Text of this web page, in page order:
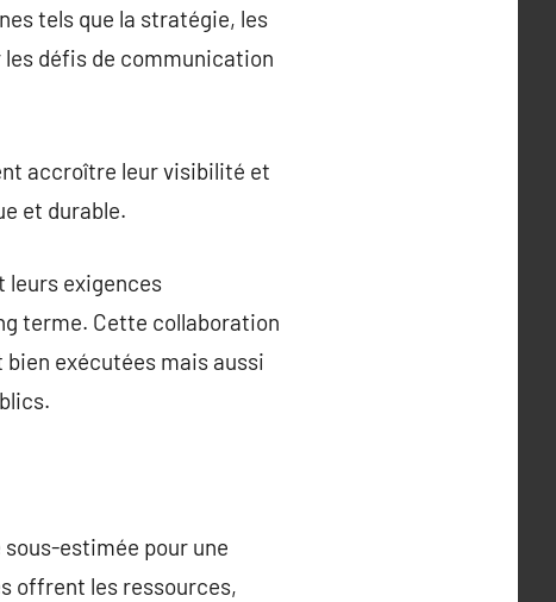
tels que la stratégie, les
défis de communication
accroître leur visibilité et
et durable.
leurs exigences
terme. Cette collaboration
exécutées mais aussi
estimée pour une
offrent les ressources,